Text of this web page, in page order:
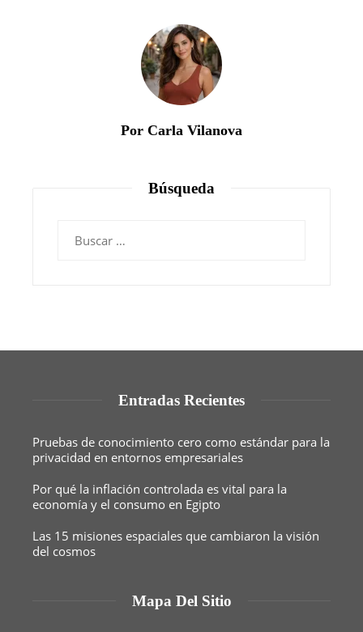
Por Carla Vilanova
Búsqueda
Entradas Recientes
Pruebas de conocimiento cero como estándar para la
privacidad en entornos empresariales
Por qué la inflación controlada es vital para la
economía y el consumo en Egipto
Las 15 misiones espaciales que cambiaron la visión
del cosmos
Mapa Del Sitio